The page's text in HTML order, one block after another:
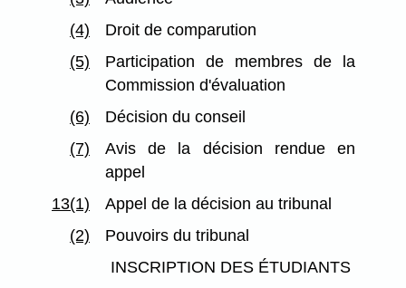
(4)
Droit de comparution
(5)
Participation de membres de la
Commission d'évaluation
(6)
Décision du conseil
(7)
Avis de la décision rendue en
appel
13(1)
Appel de la décision au tribunal
(2)
Pouvoirs du tribunal
INSCRIPTION DES ÉTUDIANTS